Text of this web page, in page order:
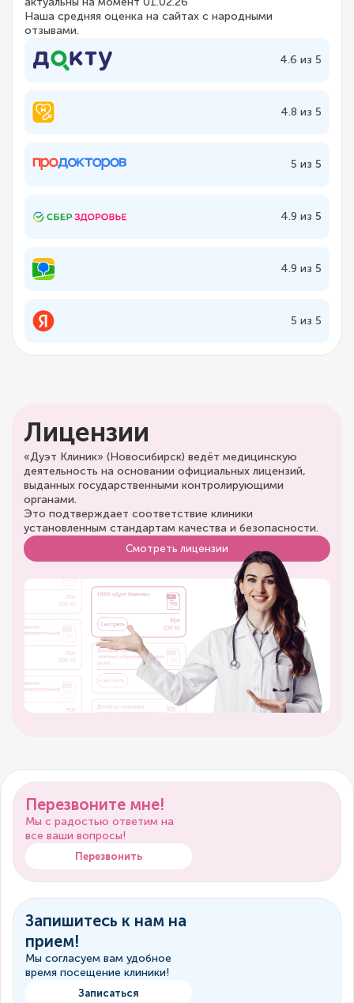
Наша средняя оценка на сайтах с народными
отзывами.
4.6 из 5
4.8 из 5
5 из 5
4.9 из 5
4.9 из 5
5 из 5
Лицензии
«Дуэт Клиник» (Новосибирск) ведёт медицинскую
деятельность на основании официальных лицензий,
выданных государственными контролирующими
органами.
Это подтверждает соответствие клиники
установленным стандартам качества и безопасности.
Смотреть лицензии
Перезвоните мне!
Мы с радостью ответим на
все ваши вопросы!
Перезвонить
Запишитесь к нам на
прием!
Мы согласуем вам удобное
время посещение клиники!
Записаться